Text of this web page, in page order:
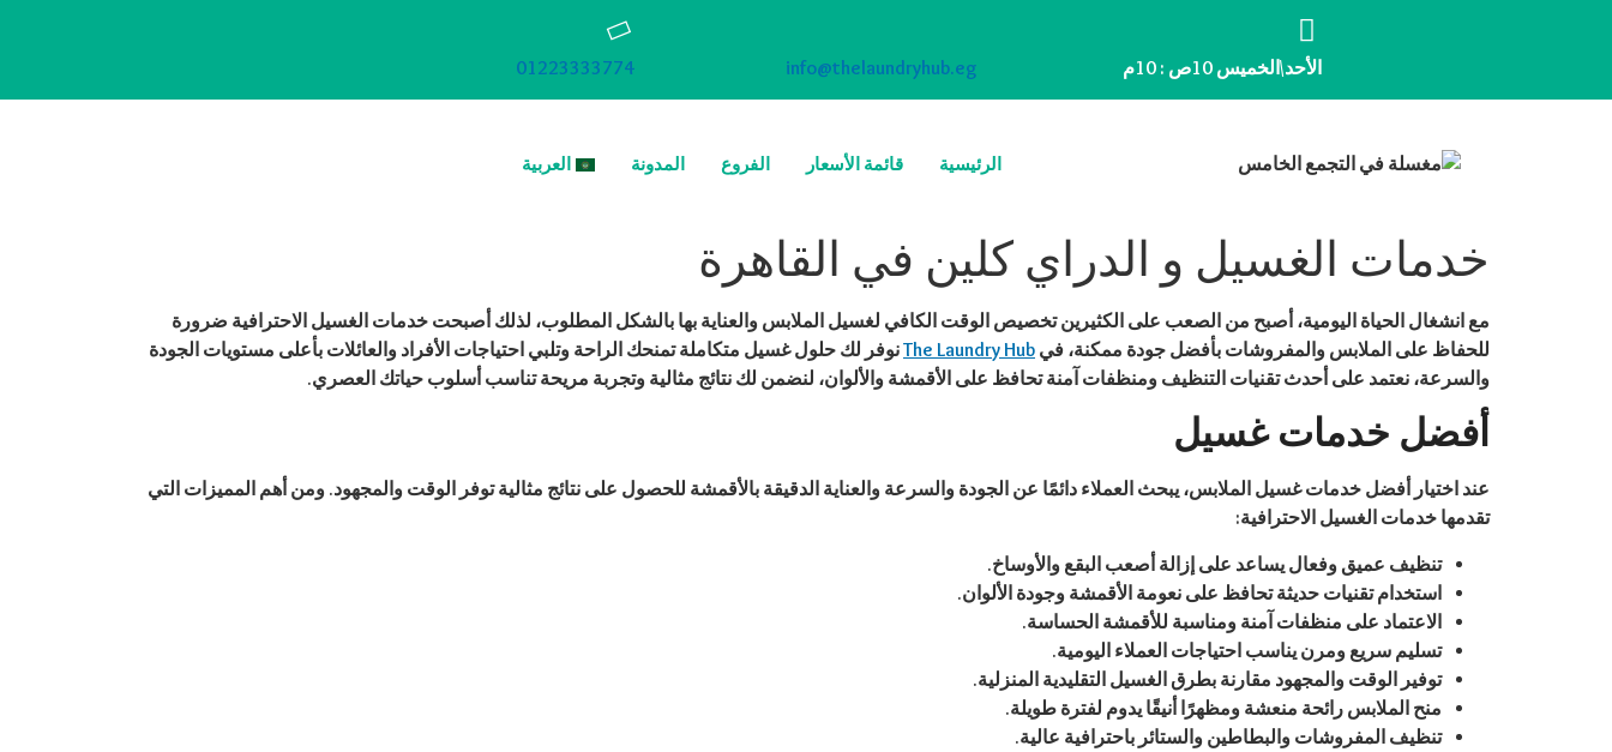
الأحد\الخميس 10ص : 10م info@thelaundryhub.eg
01223333774
الرئيسية قائمة الأسعار الفروع المدونة العربية
خدمات الغسيل و الدراي كلين في القاهرة
مع انشغال الحياة اليومية، أصبح من الصعب على الكثيرين تخصيص الوقت الكافي لغسيل الملابس والعناية بها بالشكل المطلوب، لذلك أصبحت خدمات الغسيل الاحترافية ضرورة
للحفاظ على الملابس والمفروشات بأفضل جودة ممكنة، في The Laundry Hubنوفر لك حلول غسيل متكاملة تمنحك الراحة وتلبي احتياجات الأفراد والعائلات بأعلى مستويات الجودة
والسرعة، نعتمد على أحدث تقنيات التنظيف ومنظفات آمنة تحافظ على الأقمشة والألوان، لنضمن لك نتائج مثالية وتجربة مريحة تناسب أسلوب حياتك العصري.
أفضل خدمات غسيل
عند اختيار أفضل خدمات غسيل الملابس، يبحث العملاء دائمًا عن الجودة والسرعة والعناية الدقيقة بالأقمشة للحصول على نتائج مثالية توفر الوقت والمجهود. ومن أهم المميزات التي
تقدمها خدمات الغسيل الاحترافية:
تنظيف عميق وفعال يساعد على إزالة أصعب البقع والأوساخ.
استخدام تقنيات حديثة تحافظ على نعومة الأقمشة وجودة الألوان.
الاعتماد على منظفات آمنة ومناسبة للأقمشة الحساسة.
تسليم سريع ومرن يناسب احتياجات العملاء اليومية.
توفير الوقت والمجهود مقارنة بطرق الغسيل التقليدية المنزلية.
منح الملابس رائحة منعشة ومظهرًا أنيقًا يدوم لفترة طويلة.
تنظيف المفروشات والبطاطين والستائر باحترافية عالية.